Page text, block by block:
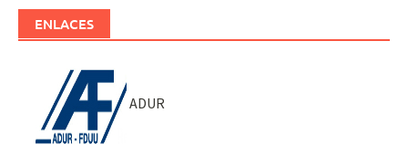
ENLACES
ADUR